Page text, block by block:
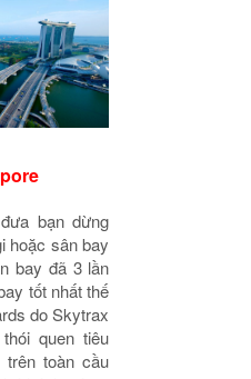
bạn dừng
hoặc sân bay
bay đã 3 lần
tốt nhất thế
do Skytrax
quen tiêu
trên toàn cầu